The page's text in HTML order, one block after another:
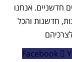
חדשניים. אנחנו
חדשנות והכל
Facebook